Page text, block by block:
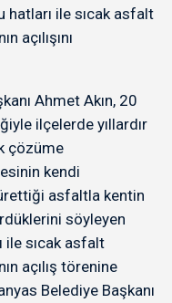
hatları ile sıcak asfalt
açılışını
Ahmet Akın, 20
ilçelerde yıllardır
çözüme
kendi
asfaltla kentin
söyleyen
ile sıcak asfalt
açılış törenine
Belediye Başkanı